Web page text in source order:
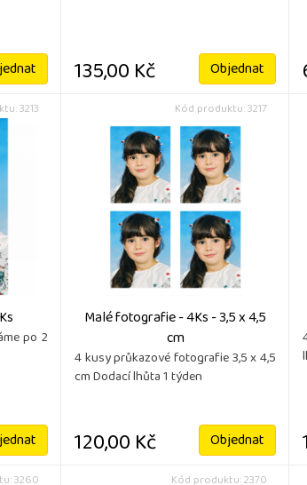
135,00 Kč Objednat
3213
po 2
Kód produktu: 3217
Malé fotografie - 4Ks - 3,5 x 4,5
cm
4 kusy průkazové fotografie 3,5 x 4,5
cm Dodací lhůta 1 týden
120,00 Kč Objednat